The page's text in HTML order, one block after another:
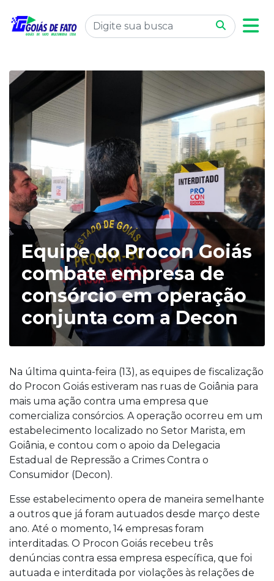
Equipe do Procon Goiás
combate empresa de
consórcio em operação
conjunta com a Decon
Na última quinta-feira (13), as equipes de fiscalização
do Procon Goiás estiveram nas ruas de Goiânia para
mais uma ação contra uma empresa que
comercializa consórcios. A operação ocorreu em um
estabelecimento localizado no Setor Marista, em
Goiânia, e contou com o apoio da Delegacia
Estadual de Repressão a Crimes Contra o
Consumidor (Decon).
Esse estabelecimento opera de maneira semelhante
a outros que já foram autuados desde março deste
ano. Até o momento, 14 empresas foram
interditadas. O Procon Goiás recebeu três
denúncias contra essa empresa específica, que foi
autuada e interditada por violações às relações de